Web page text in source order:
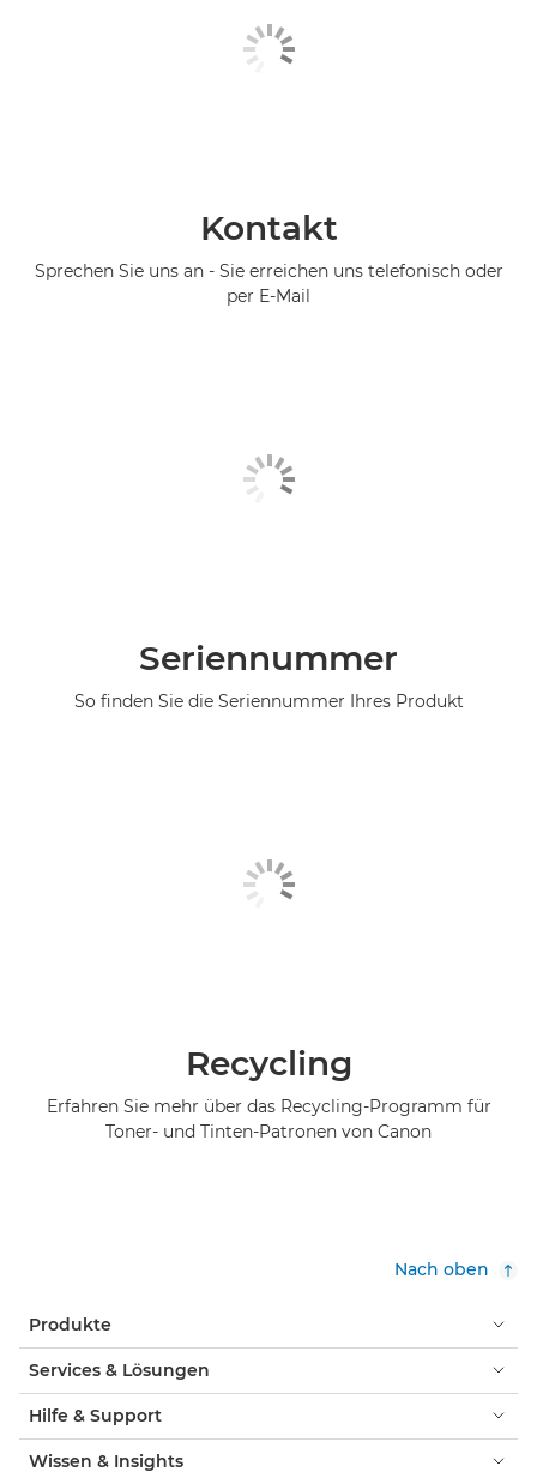
Kontakt
Sprechen Sie uns an - Sie erreichen uns telefonisch oder
per E-Mail
Seriennummer
So finden Sie die Seriennummer Ihres Produkt
Recycling
Erfahren Sie mehr über das Recycling-Programm für
Toner- und Tinten-Patronen von Canon
Nach oben
Produkte
Services & Lösungen
Hilfe & Support
Wissen & Insights